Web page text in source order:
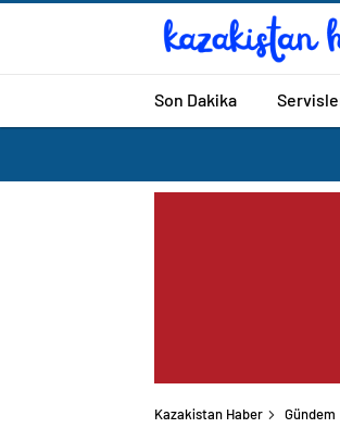
Son Dakika
Kazakistan Haber Gündem